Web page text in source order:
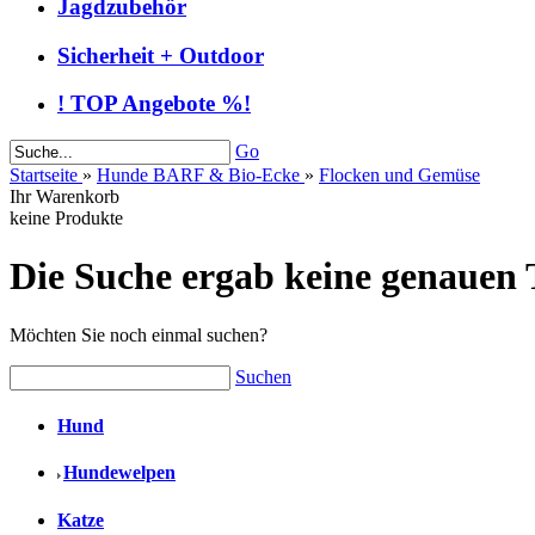
Jagdzubehör
Sicherheit + Outdoor
! TOP Angebote %!
Go
Startseite » Hunde BARF & Bio-Ecke » Flocken und Gemüse
Ihr Warenkorb
keine Produkte
Die Suche ergab keine genauen
Möchten Sie noch einmal suchen?
Suchen
Hund
Hundewelpen
Katze